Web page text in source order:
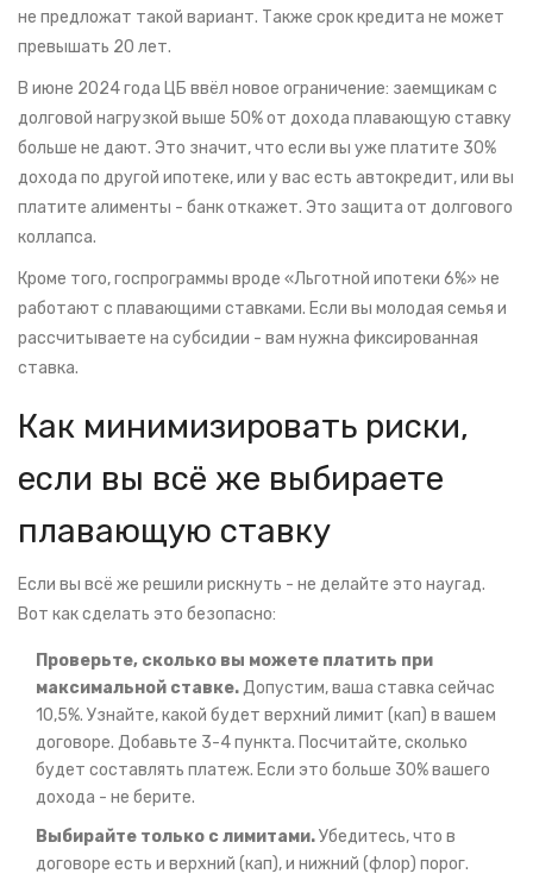
не предложат такой вариант. Также срок кредита не может
превышать 20 лет.
В июне 2024 года ЦБ ввёл новое ограничение: заемщикам с
долговой нагрузкой выше 50% от дохода плавающую ставку
больше не дают. Это значит, что если вы уже платите 30%
дохода по другой ипотеке, или у вас есть автокредит, или вы
платите алименты - банк откажет. Это защита от долгового
коллапса.
Кроме того, госпрограммы вроде «Льготной ипотеки 6%» не
работают с плавающими ставками. Если вы молодая семья и
рассчитываете на субсидии - вам нужна фиксированная
ставка.
Как минимизировать риски,
если вы всё же выбираете
плавающую ставку
Если вы всё же решили рискнуть - не делайте это наугад.
Вот как сделать это безопасно:
Проверьте, сколько вы можете платить при
максимальной ставке.Допустим, ваша ставка сейчас
10,5%. Узнайте, какой будет верхний лимит (кап) в вашем
договоре. Добавьте 3-4 пункта. Посчитайте, сколько
будет составлять платеж. Если это больше 30% вашего
дохода - не берите.
Выбирайте только с лимитами.Убедитесь, что в
договоре есть и верхний (кап), и нижний (флор) порог.